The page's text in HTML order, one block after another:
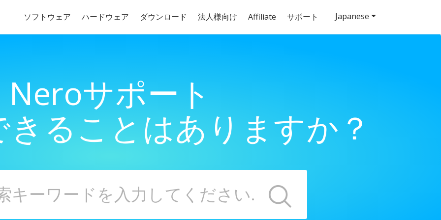
ソフトウェア ハードウェア ダウンロード 法人様向け Affiliate サポート
Neroサポート
ることはありますか？
Japanese